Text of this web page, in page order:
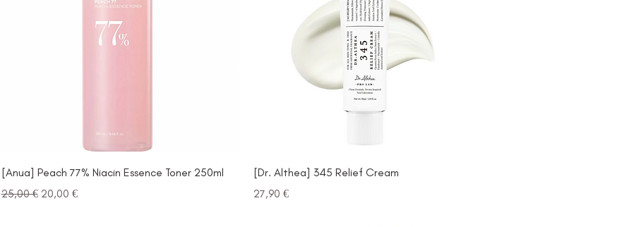
[Anua] Peach 77% Niacin Essence Toner 250ml
Prezzo regolare
25,00 € Prezzo scontato
20,00 €
[Dr. Althea] 345 Relief Cream
Prezzo
27,90 €